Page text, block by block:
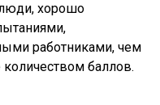
хорошо
работниками, чем
баллов.